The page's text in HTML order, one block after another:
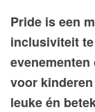
Pride is een
inclusiviteit
voor
leuke én